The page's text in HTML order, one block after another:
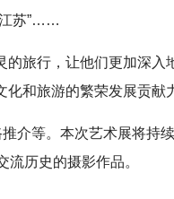
江苏”……
旅行，让他们更加深入
和旅游的繁荣发展贡献
介等。本次艺术展将持
历史的摄影作品。